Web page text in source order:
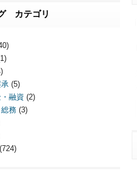
カテゴリ
(5)
融資 (2)
務(3)
(724)